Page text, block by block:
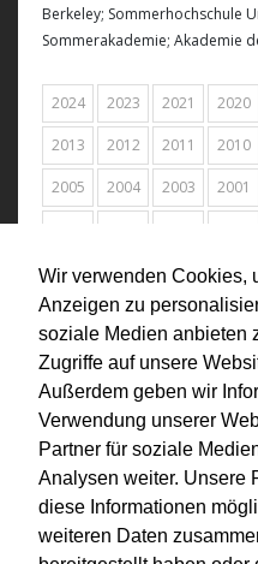
Wir verwenden Cookies,
Anzeigen zu
soziale Medien anbieten
Zugriffe auf unsere
Außerdem geben wir
Verwendung unserer
Partner für soziale
Analysen weiter. Unsere
diese Informationen
weiteren Daten
Berkeley; Sommerhochschule
Sommerakademie; Akademie
2024 2023 2021 2020
2013 2012 2011 2010
2005 2004 2003 2001
1988 1987 1984 1978
Alle
06.04.1984
Frauencafe, Wien (AT)
Im Gespräch: Linda
EXPORT, Liesl
und Claudia Preschl
Thema